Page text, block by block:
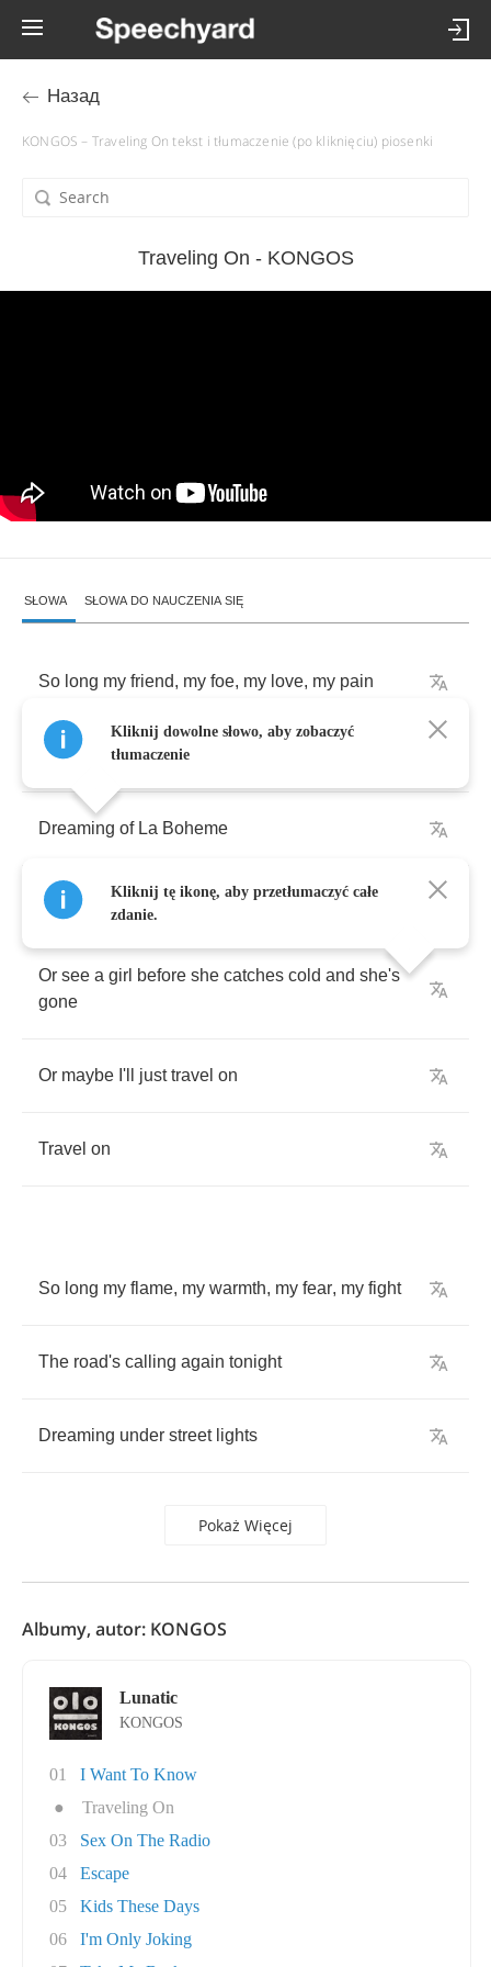
Назад
KONGOS – Traveling On tekst i tłumaczenie (po kliknięciu) piosenki
Traveling On - KONGOS
SŁOWA SŁOWA DO NAUCZENIA SIĘ
So long my friend, my foe, my love, my pain
The road's calling out
Dreaming of La Boheme
Maybe I'll go to Barbizon
Or see a girl before she catches cold and she's
gone
Or maybe I'll just travel on
Travel on
So long my flame, my warmth, my fear, my fight
The road's calling again tonight
Dreaming under street lights
Pokaż Więcej
Kliknij dowolne słowo, aby zobaczyć
tłumaczenie
Kliknij tę ikonę, aby przetłumaczyć całe
zdanie.
Albumy, autor: KONGOS
Lunatic
KONGOS
01
I Want To Know
●
Traveling On
03
Sex On The Radio
04
Escape
05
Kids These Days
06
I'm Only Joking